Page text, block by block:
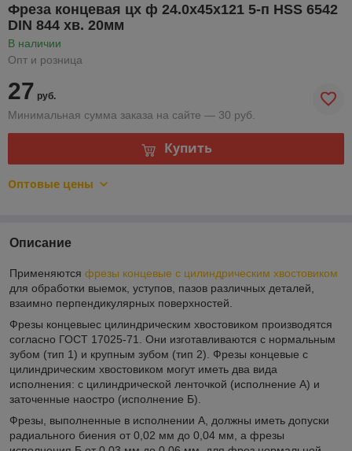
Фреза концевая цх ф 24.0х45х121 5-п HSS 6542
DIN 844 хв. 20мм
В наличии
Опт и розница
27 руб.
Минимальная сумма заказа на сайте — 30 руб.
Купить
Оптовые цены
Описание
Применяются фрезы концевые с цилиндрическим хвостовиком
для обработки выемок, уступов, пазов различных деталей,
взаимно перпендикулярных поверхностей.
Фрезы концевыес цилиндрическим хвостовиком производятся
согласно ГОСТ 17025-71. Они изготавливаются с нормальным
зубом (тип 1) и крупным зубом (тип 2). Фрезы концевые с
цилиндрическим хвостовиком могут иметь два вида
исполнения: с цилиндрической ленточкой (исполнение А) и
заточенные наостро (исполнение Б).
Фрезы, выполненные в исполнении А, должны иметь допуски
радиального биения от 0,02 мм до 0,04 мм, а фрезы